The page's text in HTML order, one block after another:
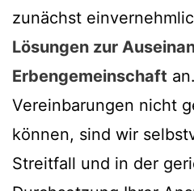
zunächst
Lösungen zur
Erbengemeinschaft
Vereinbarungen nicht
können, sind wir
Streitfall und in der